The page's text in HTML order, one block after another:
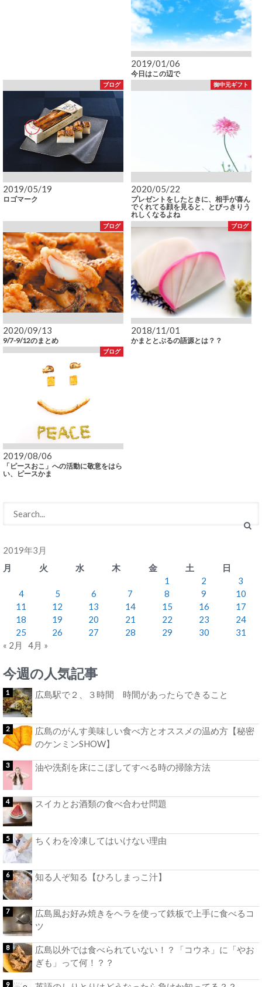
2019/01/06
今日はこの辺で
ブログ
2019/05/19
ロゴマーク
御中元ギフト
2020/05/22
プレゼントをしたときに、相手が喜ん
でくれてる顔を見ると、とびっきりう
れしくなるよね
ブログ
2020/09/13
9/7-9/12のまとめ
ブログ
2018/11/01
かまととぶるの語源とは？？
ブログ
2019/08/06
「ピースおこ」への活動に敬意をはら
い、ピースかま
2019年3月
月
火 水 木 金 土
日
1
2
3
4
5 6 7 8 9
10
11
12 13 14 15 16
17
18
19 20 21 22 23
24
25
26 27 28 29 30
31
« 2月
4月 »
今週の人気記事
広島駅で２、３時間 時間があったらできること
広島のがんす美味しい食べ方とオススメの温め方【秘密
のケンミンSHOW】
油や洗剤を床にこぼしてすべる時の掃除方法
スイカとお酒類の食べ合わせ問題
ちくわを冷凍してはいけない理由
知る人ぞ知る【ひろしまっこ汁】
広島風お好み焼きをヘラを使って鉄板で上手に食べるコ
ツ
広島以外では食べられていない！？「コウネ」に「やお
ぎも」って何！？？